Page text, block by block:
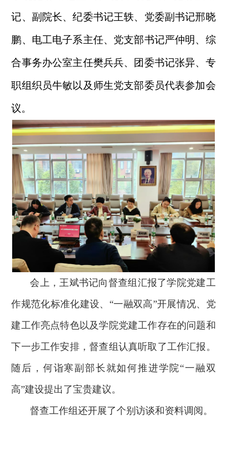
记、 副院长、纪委书记王轶、党委副书记邢晓
鹏、电工电子系主任、党支部书记严仲明、综
合事务办公室主任樊兵兵、 团委书记张异、 专
职组织员牛敏以及 师生党支部委员代表参加会
议。
会上， 王斌书记向督查组汇报了学院党建工
作规范化标准化建设、 “一融双高”开展情况、党
建工作亮点特色以及学院党建工作存在的问题和
下一步工作安排，督查组认真听取了工作汇报。
随后，何诣寒副部长就如何推进学院“一融双
高”建设提出了宝贵建议。
督查工作组还开展了个别访谈和资料调阅。